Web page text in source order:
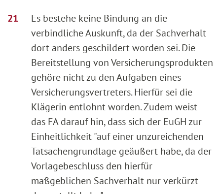
Es bestehe keine Bindung an die
verbindliche Auskunft, da der Sachverhalt
dort anders geschildert worden sei. Die
Bereitstellung von Versicherungsprodukten
gehöre nicht zu den Aufgaben eines
Versicherungsvertreters. Hierfür sei die
Klägerin entlohnt worden. Zudem weist
das FA darauf hin, dass sich der EuGH zur
Einheitlichkeit "auf einer unzureichenden
Tatsachengrundlage geäußert habe, da der
Vorlagebeschluss den hierfür
maßgeblichen Sachverhalt nur verkürzt